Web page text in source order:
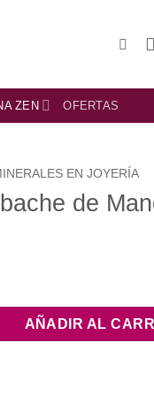
ZEN OFERTAS
EN JOYERÍA
de
AÑADIR AL